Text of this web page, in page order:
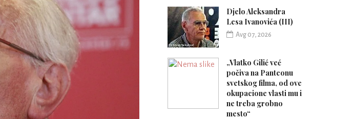
Djelo Aleksandra
Lesa Ivanovića (III)
Avg 07, 2026
„Vlatko Gilić već
počiva na Panteonu
svetskog filma, od ove
okupacione vlasti mu i
ne treba grobno
mesto“